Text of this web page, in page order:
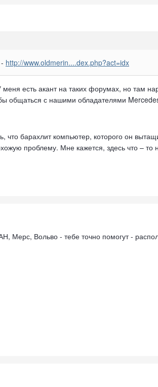
http://www.oldmerin....dex.php?act=idx
есть акант на таких форумах, но там
общаться с нашими обладателями
что барахлит компьютер, которого он
проблему. Мне кажется, здесь что –
Мерс, Вольво - тебе точно помогут -